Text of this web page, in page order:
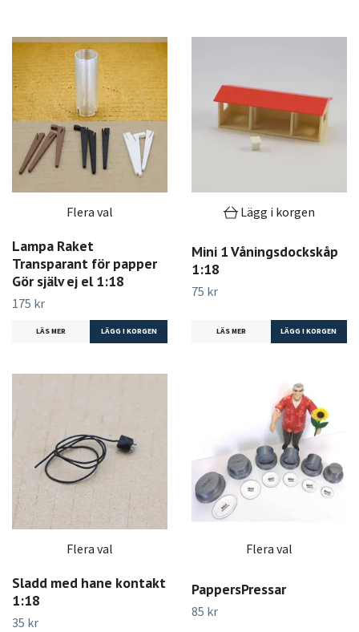
Flera val
Lampa Raket
Transparant för papper
Gör själv ej el 1:18
175 kr
LÄS MER LÄGG I KORGEN
Lägg i korgen
Mini 1 Våningsdockskåp
1:18
75 kr
LÄS MER
Flera val
Sladd med hane kontakt
1:18
35 kr
Flera val
PappersPressar
85 kr